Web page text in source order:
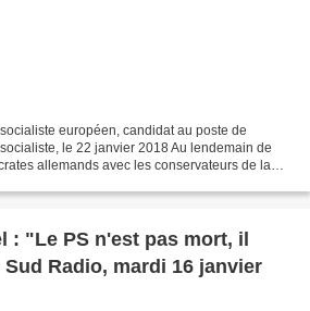
européen, candidat au poste de
le 22 janvier 2018 Au lendemain de
allemands avec les conservateurs de la
: "Le PS n'est pas mort, il
Radio, mardi 16 janvier